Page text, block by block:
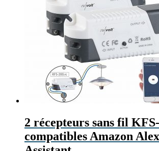
2 récepteurs sans fil
compatibles Amazon